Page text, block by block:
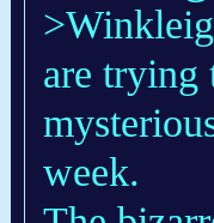
are trying
week.